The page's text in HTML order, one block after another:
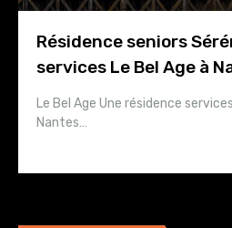
Résidence seniors
services Le Bel Age à
Le Bel Age Une résidence
Nantes…